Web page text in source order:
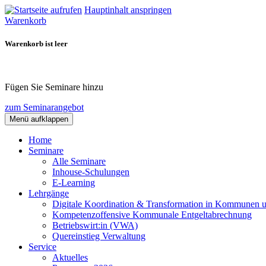
Hauptinhalt anspringen
Warenkorb
Warenkorb ist leer
Fügen Sie Seminare hinzu
zum Seminarangebot
Menü aufklappen
Home
Seminare
Alle Seminare
Inhouse-Schulungen
E-Learning
Lehrgänge
Digitale Koordination & Transformation in Kommunen
Kompetenzoffensive Kommunale Entgeltabrechnung
Betriebswirt:in (VWA)
Quereinstieg Verwaltung
Service
Aktuelles